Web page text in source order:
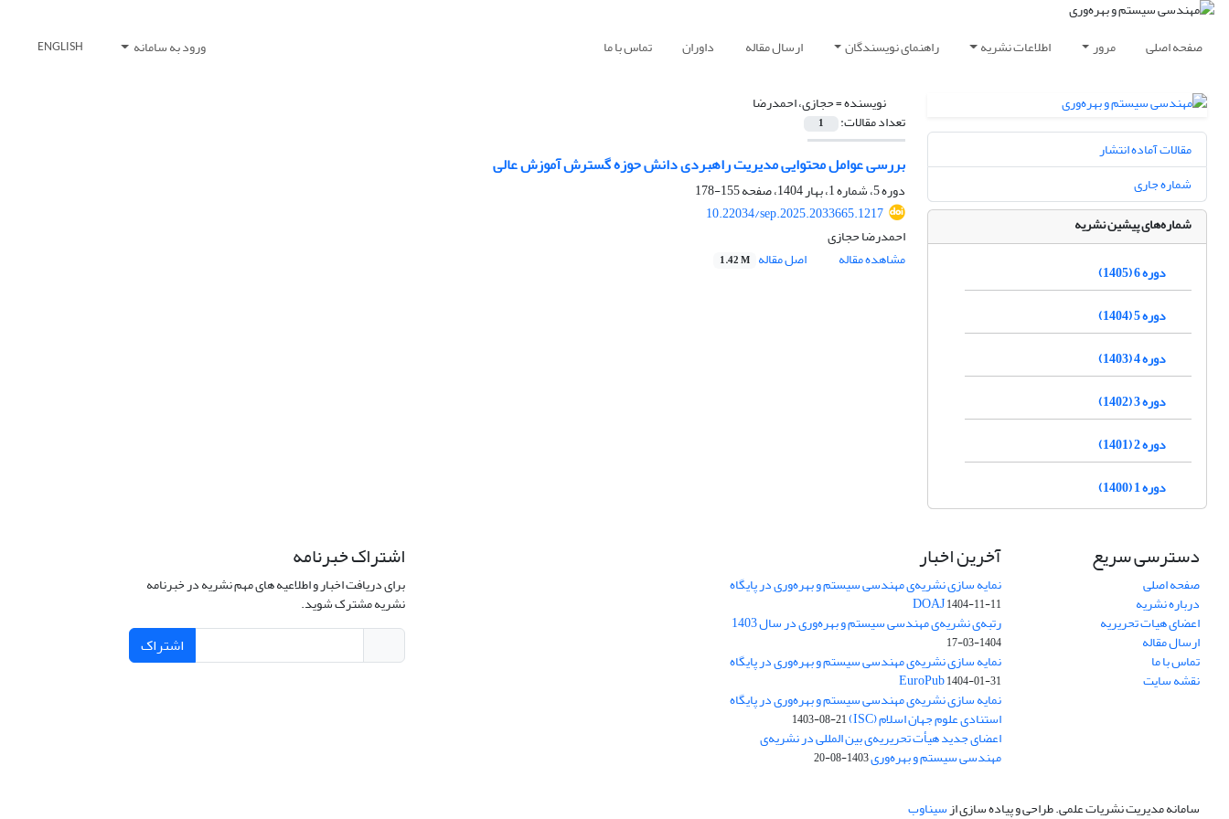
صفحه اصلی مرور اطلاعات نشریه راهنمای نویسندگان ارسال مقاله داوران تماس با ما ورود به سامانه ENGLISH
نویسنده =حجازی، احمدرضا
تعداد مقالات: 1
بررسی عوامل محتوایی مدیریت راهبردی دانش حوزه گسترش آموزش عالی
دوره 5، شماره 1، بهار 1404، صفحه
155-178
10.22034/sep.2025.2033665.1217
احمدرضا حجازی
مشاهده مقاله
اصل مقاله 1.42 M
مقالات آماده انتشار
شماره جاری
شماره‌های پیشین نشریه
دوره 6 (1405)
دوره 5 (1404)
دوره 4 (1403)
دوره 3 (1402)
دوره 2 (1401)
دوره 1 (1400)
دسترسی سریع
صفحه اصلی
درباره نشریه
اعضای هیات تحریریه
ارسال مقاله
تماس با ما
نقشه سایت
آخرین اخبار
نمایه سازی نشریه‌ی مهندسی سیستم و بهره‌وری در پایگاه
DOAJ1404-11-11
رتبه‌ی نشریه‌ی مهندسی سیستم و بهره‌وری در سال 1403
1404-03-17
نمایه سازی نشریه‌ی مهندسی سیستم و بهره‌وری در پایگاه
EuroPub1404-01-31
نمایه سازی نشریه‌ی مهندسی سیستم و بهره‌وری در پایگاه
استنادی علوم جهان اسلام (ISC) 1403-08-21
اعضای جدید هیأت تحریریه‌ی بین المللی در نشریه‌ی
مهندسی سیستم و بهره‌وری1403-08-20
اشتراک خبرنامه
برای دریافت اخبار و اطلاعیه های مهم نشریه در خبرنامه
نشریه مشترک شوید.
اشتراک
سامانه مدیریت نشریات علمی.طراحی و پیاده سازی ازسیناوب